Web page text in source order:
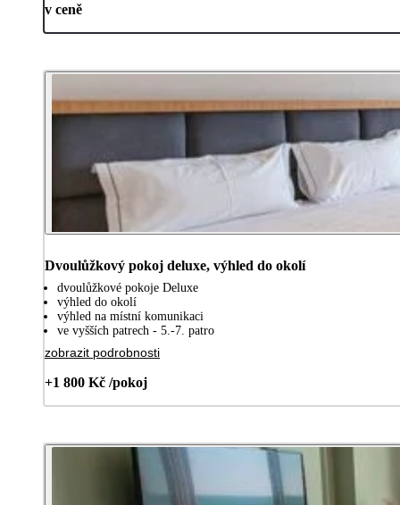
v ceně
Dvoulůžkový pokoj deluxe, výhled do okolí
dvoulůžkové pokoje Deluxe
výhled do okolí
výhled na místní komunikaci
ve vyšších patrech - 5.-7. patro
zobrazit podrobnosti
+1 800 Kč /pokoj